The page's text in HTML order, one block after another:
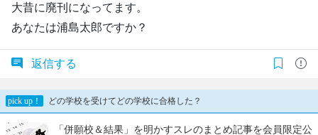
大昔に廃刊になってます。
あなたは浦島太郎ですか？
返信する